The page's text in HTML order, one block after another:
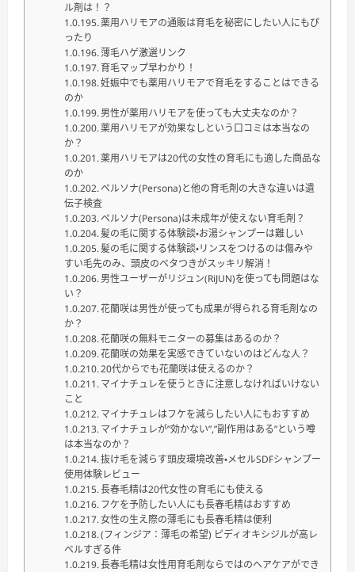
ル剤は！？
薬用ハリモアの通販は育毛を秘密にしたい人にもぴ
ったり
薄毛ハゲ激選リンク
育毛マップ早わかり！
妊娠中でも薬用ハリモアで育毛をすることはできる
のか
男性が薬用ハリモアを使っても大丈夫なのか？
薬用ハリモアが効果なしという口コミは本当なの
か？
薬用ハリモアは20代の女性の育毛にも適した商品な
のか
ペルソナ(Persona)と他の育毛剤の大きな違いは遺
伝子検査
ペルソナ(Persona)は未成年が使えない育毛剤？
髪の毛に関する体験談・お湯シャンプーは難しい
髪の毛に関する体験談・リンスをつけるのは傷みや
すい毛先のみ、頭皮のベタつきがスッキリ解消！
男性ユーザーがリジュン(RiJUN)を使っても問題はな
い？
花蘭咲は男性が使っても成果が得られる育毛剤なの
か？
花蘭咲の無料モニターの募集はあるのか？
花蘭咲の効果を実感できていないのはどんな人？
20代からでも花蘭咲は使えるのか？
マイナチュレを使うときに注意しなければいけない
こと
マイナチュレはフケを減らしたい人にもおすすめ
マイナチュレが”効かない”,”副作用はある”という噂
は本当なのか？
抜け毛を減らす頭皮環境改善・メセルSDFシャンプー
使用体験レビュー
長春毛精は20代女性の育毛にも使える
フケを予防したい人にも長春毛精はおすすめ
女性の生え際の薄毛にも長春毛精は便利
(フィンジア：薄毛の希望) ピディオキシジルが高レ
ベルすぎる件
長春毛精は女性用育毛剤ならではのヘアケアができ